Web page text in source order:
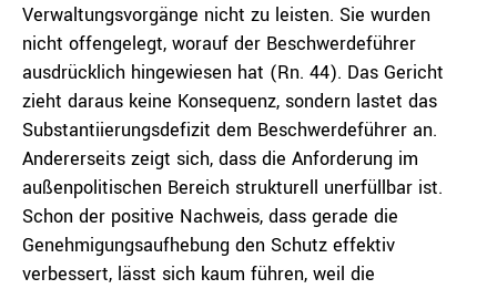
Verwaltungsvorgänge nicht zu leisten. Sie wurden
nicht offengelegt, worauf der Beschwerdeführer
ausdrücklich hingewiesen hat (Rn. 44). Das Gericht
zieht daraus keine Konsequenz, sondern lastet das
Substantiierungsdefizit dem Beschwerdeführer an.
Andererseits zeigt sich, dass die Anforderung im
außenpolitischen Bereich strukturell unerfüllbar ist.
Schon der positive Nachweis, dass gerade die
Genehmigungsaufhebung den Schutz effektiv
verbessert, lässt sich kaum führen, weil die